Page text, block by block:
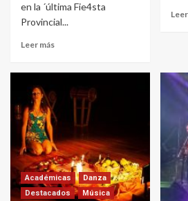
en la ´última Fie4sta
Provincial...
Leer más
Académicas
Danza
Destacados
Música